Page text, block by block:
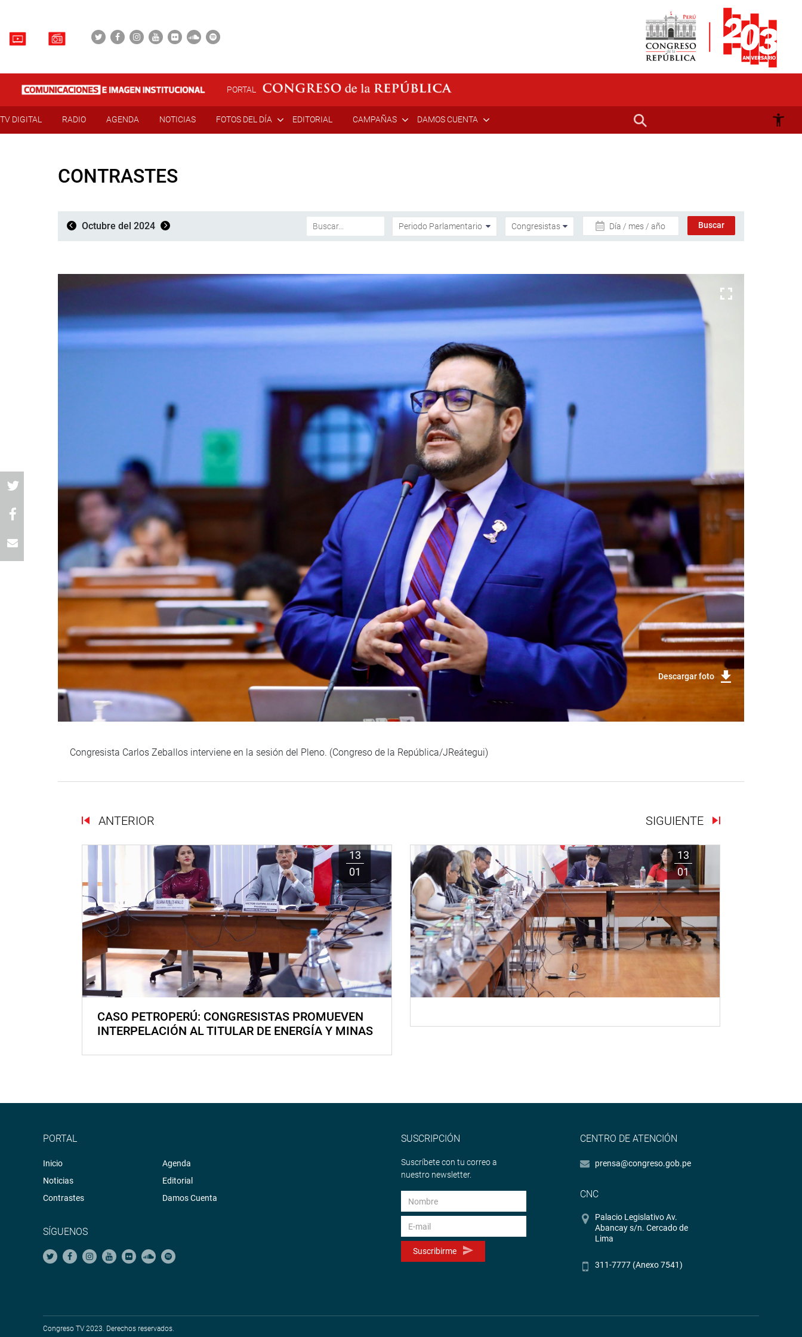
PORTAL
TV DIGITAL RADIO AGENDA NOTICIAS FOTOS DEL DÍA EDITORIAL CAMPAÑAS DAMOS CUENTA
CONTRASTES
Octubre del 2024 Día / mes / año
Descargar foto
Congresista Carlos Zeballos interviene en la sesión del Pleno. (Congreso de la República/JReátegui)
ANTERIOR SIGUIENTE
13
01
CASO PETROPERÚ: CONGRESISTAS PROMUEVEN
INTERPELACIÓN AL TITULAR DE ENERGÍA Y MINAS
13
01
PORTAL
Inicio
Noticias
Contrastes
Agenda
Editorial
Damos Cuenta
SÍGUENOS
SUSCRIPCIÓN
Suscríbete con tu correo a
nuestro newsletter.
Suscribirme
CENTRO DE ATENCIÓN
prensa@congreso.gob.pe
CNC
Palacio Legislativo Av.
Abancay s/n. Cercado de
Lima
311-7777 (Anexo 7541)
Congreso TV 2023. Derechos reservados.